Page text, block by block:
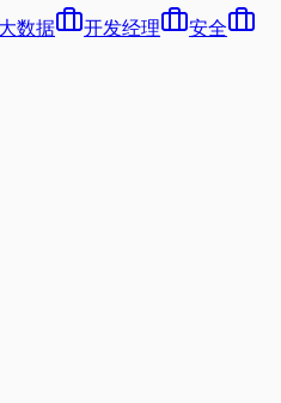
大数据 开发经理
安全